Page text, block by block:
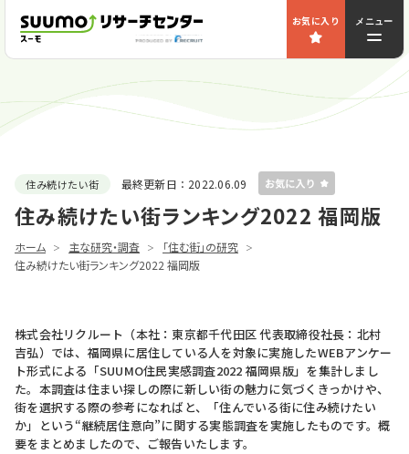
お気に入り メニュー
住み続けたい街 最終更新日： 2022.06.09
住み続けたい街ランキング2022 福岡版
ホーム 主な研究・調査
｢住む街｣の研究
住み続けたい街ランキング2022 福岡版
株式会社リクルート（本社：東京都千代田区 代表取締役社長：北村
吉弘）では、福岡県に居住している人を対象に実施したWEBアンケー
ト形式による「SUUMO住民実感調査2022 福岡県版」を集計しまし
た。本調査は住まい探しの際に新しい街の魅力に気づくきっかけや、
街を選択する際の参考になればと、「住んでいる街に住み続けたい
か」という“継続居住意向”に関する実態調査を実施したものです。概
要をまとめましたので、ご報告いたします。